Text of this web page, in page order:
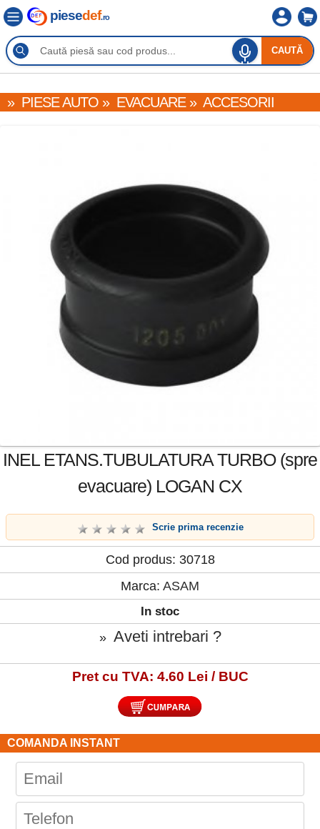
CAUTĂ
piesedef.ro
» PIESE AUTO » EVACUARE» ACCESORII
INEL ETANS.TUBULATURA TURBO (spre
evacuare) LOGAN CX
Scrie prima recenzie
Cod produs: 30718
Marca: ASAM
In stoc
» Aveti intrebari ?
Pret cu TVA: 4.60 Lei / BUC
COMANDA INSTANT